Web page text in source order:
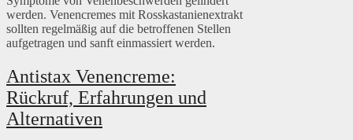
werden. Venencremes mit Rosskastanienextrakt
sollten regelmäßig auf die betroffenen Stellen
aufgetragen und sanft einmassiert werden.
Antistax Venencreme:
Rückruf, Erfahrungen und
Alternativen